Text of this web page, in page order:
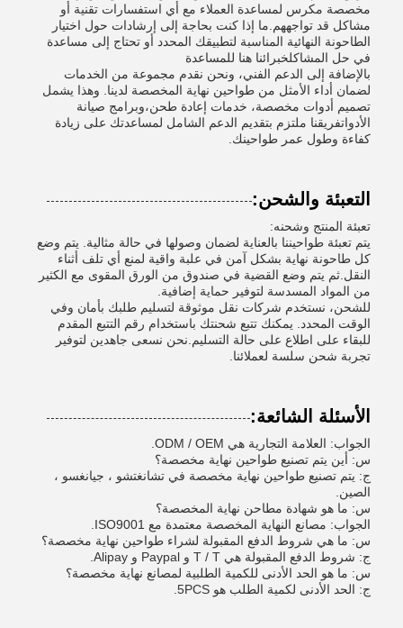
مخصصة مكرس لمساعدة العملاء مع أي استفسارات تقنية أو
مشاكل قد تواجههم.ما إذا كنت بحاجة إلى إرشادات حول اختيار
الطاحونة النهائية المناسبة لتطبيقك المحدد أو تحتاج إلى مساعدة
في حل المشاكلخبرائنا هنا للمساعدة
بالإضافة إلى الدعم الفني، ونحن نقدم مجموعة من الخدمات
لضمان أداء الأمثل من طواحين نهاية المخصصة لدينا. وهذا يشمل
تصميم أدوات مخصصة، خدمات إعادة طحن،وبرامج صيانة
الأدواتفريقنا ملتزم بتقديم الدعم الشامل لمساعدتك على زيادة
كفاءة وطول عمر طواحينك.
التعبئة والشحن:
تعبئة المنتج وشحنه:
يتم تعبئة طواحيننا بالعناية لضمان وصولها في حالة مثالية. يتم وضع
كل طاحونة نهاية بشكل آمن في علبة واقية لمنع أي تلف أثناء
النقل.ثم يتم وضع القضية في صندوق من الورق المقوى مع الكثير
من المواد المسدسة لتوفير حماية إضافية.
للشحن، نستخدم شركات نقل موثوقة لتسليم طلبك بأمان وفي
الوقت المحدد. يمكنك تتبع شحنتك باستخدام رقم التتبع المقدم
للبقاء على اطلاع على حالة التسليم.نحن نسعى جاهدين لتوفير
تجربة شحن سلسة لعملائنا.
الأسئلة الشائعة:
الجواب: العلامة التجارية هي ODM / OEM.
س: أين يتم تصنيع طواحين نهاية مخصصة؟
ج: يتم تصنيع طواحين نهاية مخصصة في تشانغتشو ، جيانغسو ،
الصين.
س: ما هو شهادة مطاحن نهاية المخصصة؟
الجواب: مصانع النهاية المخصصة معتمدة مع ISO9001.
س: ما هي شروط الدفع المقبولة لشراء طواحين نهاية مخصصة؟
ج: شروط الدفع المقبولة هي T / T و Paypal و Alipay.
س: ما هو الحد الأدنى للكمية الطلبية لمصانع نهاية مخصصة؟
ج: الحد الأدنى لكمية الطلب هو 5PCS.